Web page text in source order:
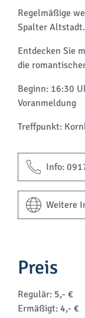
Regelmäßige
Spalter Altstadt.
Entdecken Sie
die
Beginn: 16:30
Voranmeldung
Treffpunkt:
Info:
Weitere
Preis
Regulär: 5,- €
Ermäßigt: 4,- €